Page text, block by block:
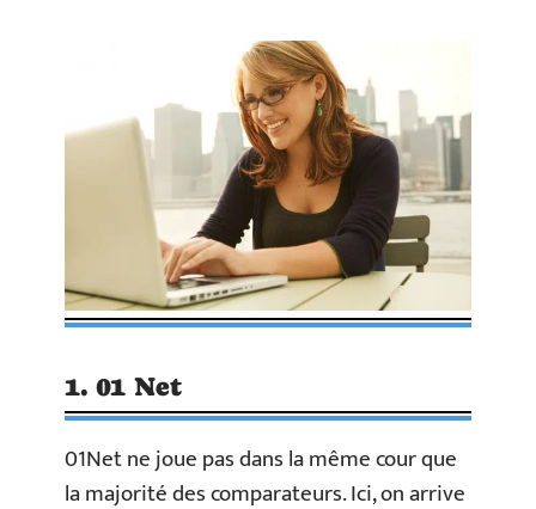
1. 01 Net
01Net ne joue pas dans la même cour que
la majorité des comparateurs. Ici, on arrive